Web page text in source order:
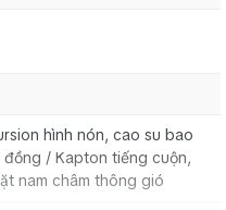
còn có lỗ cắm loa dưới đáy
chân loa sân khấu
hình nón, cao su bao
/ Kapton tiếng cuộn,
nam châm thông gió